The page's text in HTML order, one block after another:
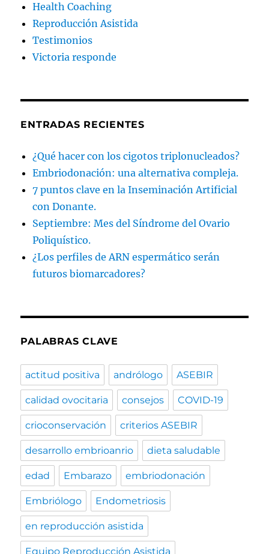
Health Coaching
Reproducción Asistida
Testimonios
Victoria responde
ENTRADAS RECIENTES
¿Qué hacer con los cigotos triplonucleados?
Embriodonación: una alternativa compleja.
7 puntos clave en la Inseminación Artificial
con Donante.
Septiembre: Mes del Síndrome del Ovario
Poliquístico.
¿Los perfiles de ARN espermático serán
futuros biomarcadores?
PALABRAS CLAVE
actitud positiva andrólogo ASEBIR
calidad ovocitaria consejos COVID-19
crioconservación criterios ASEBIR
desarrollo embrioanrio dieta saludable
edad Embarazo embriodonación
Embriólogo Endometriosis
en reproducción asistida
Equipo Reproducción Asistida